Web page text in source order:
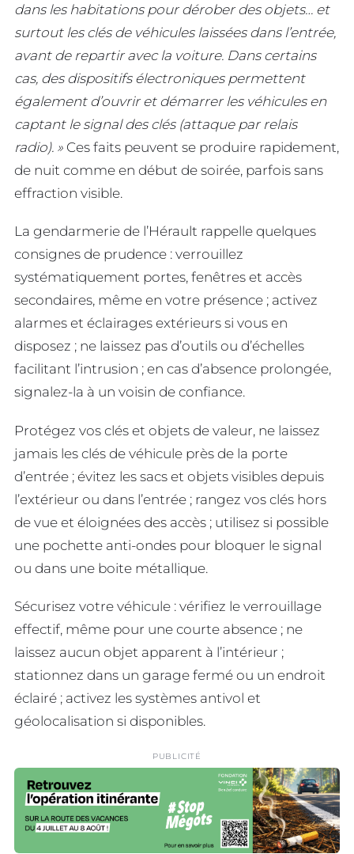
dans les habitations pour dérober des objets… et
surtout les clés de véhicules laissées dans l’entrée,
avant de repartir avec la voiture. Dans certains
cas, des dispositifs électroniques permettent
également d’ouvrir et démarrer les véhicules en
captant le signal des clés (attaque par relais
radio). » Ces faits peuvent se produire rapidement,
de nuit comme en début de soirée, parfois sans
effraction visible.
La gendarmerie de l’Hérault rappelle quelques
consignes de prudence : verrouillez
systématiquement portes, fenêtres et accès
secondaires, même en votre présence ; activez
alarmes et éclairages extérieurs si vous en
disposez ; ne laissez pas d’outils ou d’échelles
facilitant l’intrusion ; en cas d’absence prolongée,
signalez-la à un voisin de confiance.
Protégez vos clés et objets de valeur, ne laissez
jamais les clés de véhicule près de la porte
d’entrée ; évitez les sacs et objets visibles depuis
l’extérieur ou dans l’entrée ; rangez vos clés hors
de vue et éloignées des accès ; utilisez si possible
une pochette anti-ondes pour bloquer le signal
ou dans une boite métallique.
Sécurisez votre véhicule : vérifiez le verrouillage
effectif, même pour une courte absence ; ne
laissez aucun objet apparent à l’intérieur ;
stationnez dans un garage fermé ou un endroit
éclairé ; activez les systèmes antivol et
géolocalisation si disponibles.
PUBLICITÉ